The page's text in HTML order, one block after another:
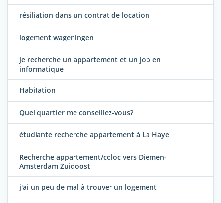
résiliation dans un contrat de location
logement wageningen
je recherche un appartement et un job en
informatique
Habitation
Quel quartier me conseillez-vous?
étudiante recherche appartement à La Haye
Recherche appartement/coloc vers Diemen-
Amsterdam Zuidoost
j'ai un peu de mal à trouver un logement